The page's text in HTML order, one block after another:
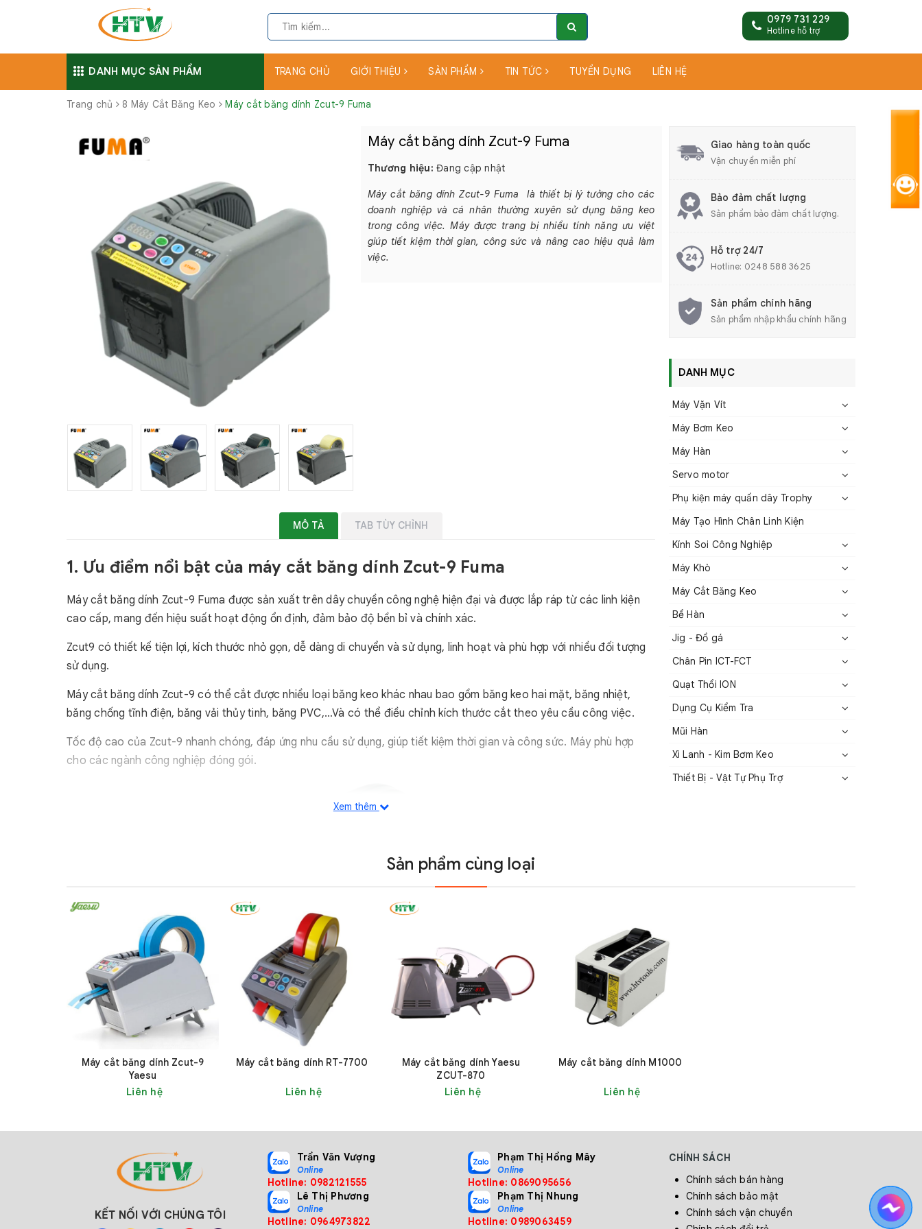
0979 731 229
Hotline hỗ trợ
DANH MỤC SẢN PHẨM TRANG CHỦ GIỚI THIỆU SẢN PHẨM TIN TỨC TUYỂN DỤNG LIÊN HỆ
Trang chủ 8 Máy Cắt Băng Keo Máy cắt băng dính Zcut-9 Fuma
Máy cắt băng dính Zcut-9 Fuma
Thương hiệu: Đang cập nhật
Máy cắt băng dính Zcut-9 Fuma là thiết bị lý tưởng cho các
doanh nghiệp và cá nhân thường xuyên sử dụng băng keo
trong công việc. Máy được trang bị nhiều tính năng ưu việt
giúp tiết kiệm thời gian, công sức và nâng cao hiệu quả làm
việc.
MÔ TẢ TAB TÙY CHỈNH
1. Ưu điểm nổi bật của máy cắt băng dính Zcut-9 Fuma
Máy cắt băng dính Zcut-9 Fuma được sản xuất trên dây chuyền công nghệ hiện đại và được lắp ráp từ các linh kiện
cao cấp, mang đến hiệu suất hoạt động ổn định, đảm bảo độ bền bỉ và chính xác.
Zcut9 có thiết kế tiện lợi, kích thước nhỏ gọn, dễ dàng di chuyển và sử dụng, linh hoạt và phù hợp với nhiều đối tượng
sử dụng.
Máy cắt băng dính Zcut-9 có thể cắt được nhiều loại băng keo khác nhau bao gồm băng keo hai mặt, băng nhiệt,
băng chống tĩnh điện, băng vải thủy tinh, băng PVC,…Và có thể điều chỉnh kích thước cắt theo yêu cầu công việc.
Tốc độ cao của Zcut-9 nhanh chóng, đáp ứng nhu cầu sử dụng, giúp tiết kiệm thời gian và công sức. Máy phù hợp
cho các ngành công nghiệp đóng gói.
Máy cắt băng dính Zcut-9 Fuma
Xem thêm
Giao hàng toàn quốc
Vận chuyển miễn phí
Bảo đảm chất lượng
Sản phẩm bảo đảm chất lượng.
Hỗ trợ 24/7
Hotline: 0248 588 3625
Sản phẩm chính hãng
Sản phẩm nhập khẩu chính hãng
DANH MỤC
Máy Vặn Vít
Máy Bơm Keo
Máy Hàn
Servo motor
Phụ kiện máy quấn dây Trophy
Máy Tạo Hình Chân Linh Kiện
Kính Soi Công Nghiệp
Máy Khò
Máy Cắt Băng Keo
Bể Hàn
Jig - Đồ gá
Chân Pin ICT-FCT
Quạt Thổi ION
Dụng Cụ Kiểm Tra
Mũi Hàn
Xi Lanh - Kim Bơm Keo
Thiết Bị - Vật Tự Phụ Trợ
Sản phẩm cùng loại
Máy cắt băng dính Zcut-9
Yaesu
Liên hệ
Máy cắt băng dính RT-7700
Liên hệ
Máy cắt băng dính Yaesu
ZCUT-870
Liên hệ
Máy cắt băng dính M1000
Liên hệ
KẾT NỐI VỚI CHÚNG TÔI
Trần Văn Vượng
Online
Hotline: 0982121555
Phạm Thị Hồng Mây
Online
Hotline: 0869095656
Lê Thị Phương
Online
Hotline: 0964973822
Phạm Thị Nhung
Online
Hotline: 0989063459
CHÍNH SÁCH
Chính sách bán hàng
Chính sách bảo mật
Chính sách vận chuyển